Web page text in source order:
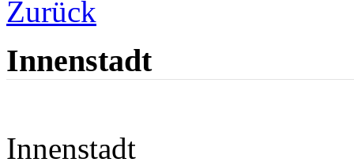
Zurück
Innenstadt
Innenstadt